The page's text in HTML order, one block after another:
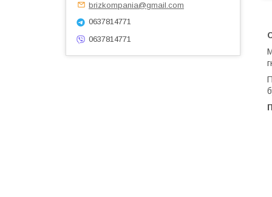
brizkompania@gmail.com
0637814771
0637814771